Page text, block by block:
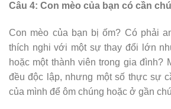
Câu 4: Con mèo của bạn có cần
Con mèo của bạn bị ốm? Có phải
thích nghi với một sự thay đổi lớn
hoặc một thành viên trong gia đình?
đều độc lập, nhưng một số thực sự
của mình để ôm chúng hoặc ở gần